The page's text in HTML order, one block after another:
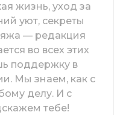
жизнь, уход за
уют, секреты
— редакция
во всех этих
поддержку в
Мы знаем, как с
делу. И с
тебе!